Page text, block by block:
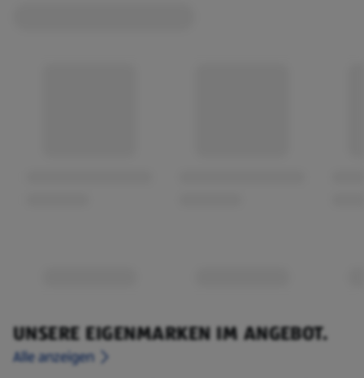
UNSERE EIGENMARKEN IM ANGEBOT.
Alle anzeigen